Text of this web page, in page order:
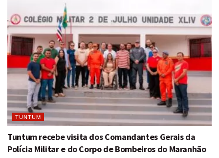
TUNTUM
Tuntum recebe visita dos Comandantes Gerais da
Polícia Militar e do Corpo de Bombeiros do Maranhão